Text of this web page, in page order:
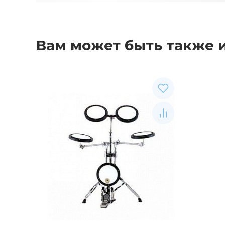
Вам может быть также